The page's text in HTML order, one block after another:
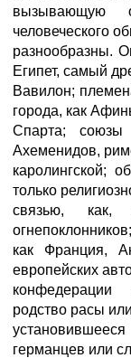
вызывающую
человеческого
разнообразны.
Египет, самый
Вавилон;
города, как
Спарта; союзы
Ахеменидов,
каролингской;
только
связью, как,
как Франция,
европейских
родство расы
германцев или